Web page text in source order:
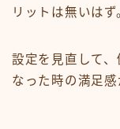
リットは無いはず
設定を見直して
なった時の満足感